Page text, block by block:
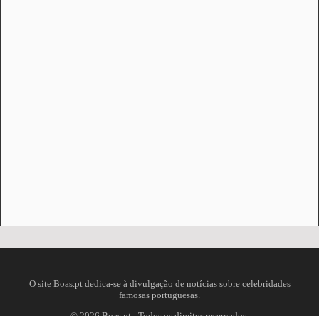
O site Boas.pt dedica-se à divulgação de notícias sobre celebridades
famosas portuguesas.